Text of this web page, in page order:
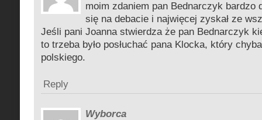
moim zdaniem pan Bednarczyk bardzo
się na debacie i najwięcej zyskał ze
Jeśli pani Joanna stwierdza że pan Bednarczyk
to trzeba było posłuchać pana Klocka, który
polskiego.
Reply
Wyborca